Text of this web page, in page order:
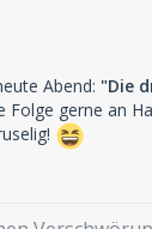
Abend: "Die
Folge gerne an